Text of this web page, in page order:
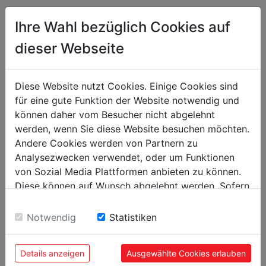
Bandsägen
Sägeband in mm
Sägebandbreite in mm
20
Sägebandgeschwindigkeit in
m/min
22/33/45/65
Gewicht
Bruttogewicht in kg
190
Nettogewicht in kg
170
Versandmaße
Verpackungsbreite in mm
460
Verpackungslänge in mm
1.280
Ihre Wahl bezüglich Cookies auf
dieser Webseite
Diese Website nutzt Cookies. Einige Cookies sind
für eine gute Funktion der Website notwendig und
können daher vom Besucher nicht abgelehnt
werden, wenn Sie diese Website besuchen möchten.
Andere Cookies werden von Partnern zu
Analysezwecken verwendet, oder um Funktionen
von Sozial Media Plattformen anbieten zu können.
Diese können auf Wunsch abgelehnt werden. Sofern
Einwilligung zu unseren Cookies.
Notwendig Statistiken
Details anzeigen Ausgewählte Cookies erlauben